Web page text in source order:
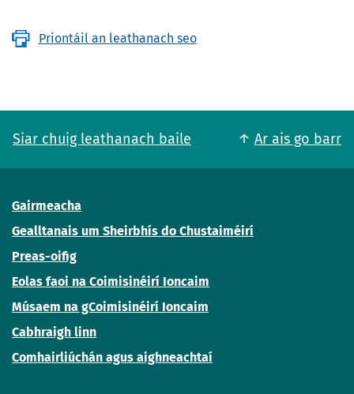
Priontáil an leathanach seo
Siar chuig leathanach baile Ar ais go barr
Gairmeacha
Gealltanais um Sheirbhís do Chustaiméirí
Preas-oifig
Eolas faoi na Coimisinéirí Ioncaim
Músaem na gCoimisinéirí Ioncaim
Cabhraigh linn
Comhairliúchán agus aighneachtaí